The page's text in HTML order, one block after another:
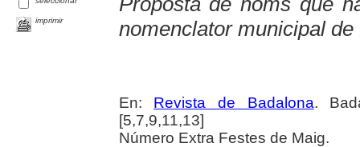
imprimir
nomenclator municipal de
En: Revista de Badalona.
[5,7,9,11,13]
Número Extra Festes de Maig.